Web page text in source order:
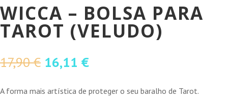
WICCA – BOLSA PARA
TAROT (VELUDO)
17,90€ O
original
16,11 €O
atual
A forma mais artística de proteger o seu baralho de Tarot.